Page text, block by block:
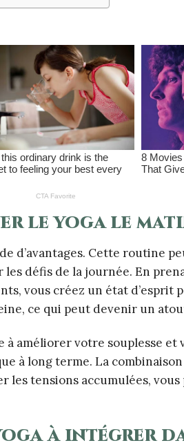
le yoga le
d’avantages. Cette routine
défis de la journée. En
vous créez un état d’esprit
ce qui peut devenir un
à améliorer votre souplesse
à long terme. La
les tensions accumulées,
à intégrer